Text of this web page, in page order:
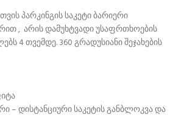
პარკინგის საკეტი ბარიერი
, არის დამუხტვადი უსაფრთხოების
4 თვემდე. 360 გრადუსიანი შეჯახების
– დისტანციური საკეტის განბლოკვა და